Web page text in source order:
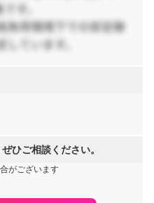
ひご相談ください。
がございます